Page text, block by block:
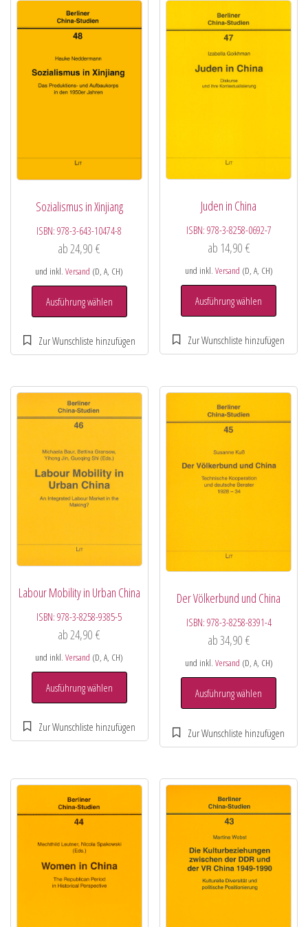
Sozialismus in Xinjiang
ISBN:978-3-643-10474-8
ab24,90€
und inkl.Versand (D, A, CH)
Ausführung wählen
Juden in China
ISBN: 978-3-8258-0692-7
ab 14,90 €
und inkl. Versand (D, A, CH)
Ausführung wählen
Labour Mobility in Urban China
ISBN:978-3-8258-9385-5
ab24,90€
und inkl.Versand (D, A, CH)
Ausführung wählen
Der Völkerbund und China
ISBN: 978-3-8258-8391-4
ab34,90 €
und inkl. Versand (D, A, CH)
Ausführung wählen